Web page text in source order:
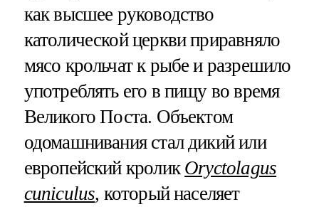
как высшее руководство
католической церкви приравняло
мясо крольчат к рыбе и разрешило
употреблять его в пищу во время
Великого Поста. Объектом
одомашнивания стал дикий или
европейский кролик Oryctolagus
cuniculus, который населяет